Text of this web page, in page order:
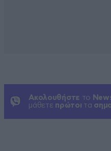
Ακολουθήστε το
μάθετε πρώτοι τα